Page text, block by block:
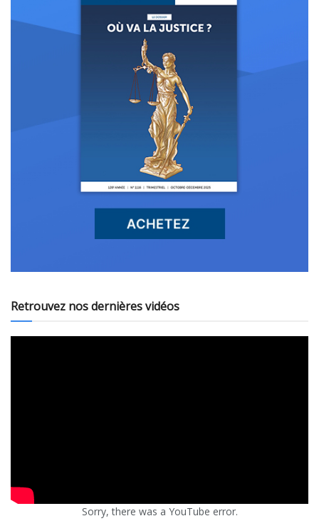
Retrouvez nos dernières vidéos
Sorry, there was a YouTube error.